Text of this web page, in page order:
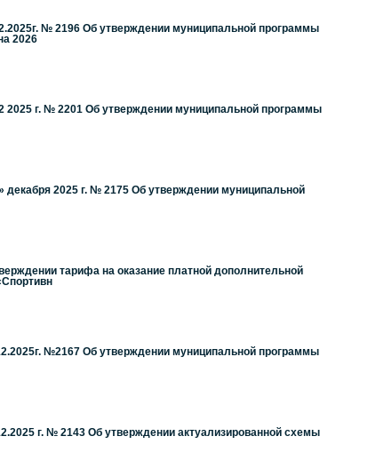
№ 2196 Об утверждении муниципальной программы
2026
2025 г. № 2201 Об утверждении муниципальной программы
декабря 2025 г. № 2175 Об утверждении муниципальной
тарифа на оказание платной дополнительной
№2167 Об утверждении муниципальной программы
г. № 2143 Об утверждении актуализированной схемы